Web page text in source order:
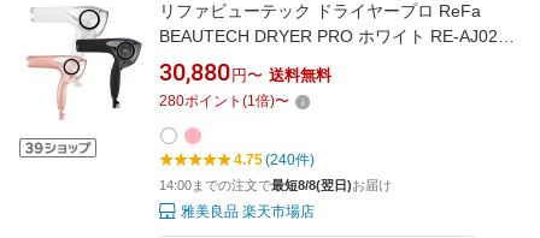
リファビューテック ドライヤープロ ReFa
BEAUTECH DRYER PRO ホワイト RE-AJ02A
ブラック RE-AJ03A ピンク RE-AJ05A【美容 ツ
ヤ スカルプ 遠赤外線 速乾 温度調整 MTG クリ
スマス 誕生日 母の日 プレゼント ギフト 正規
品】【ラッピング不可】
30,880 円〜 送料無料
280ポイント (1倍)〜
4.75(240件)
14:00までの注文で最短8/8(翌日)お届け
雅美良品 楽天市場店